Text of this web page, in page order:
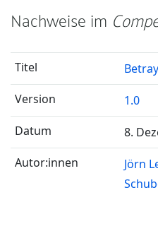
Nachweise im
1.0
8.
Jörn